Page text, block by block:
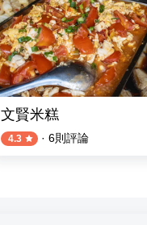
文賢米糕
4.3 · 6則評論